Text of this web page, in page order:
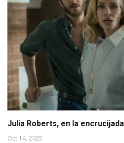
Julia Roberts, en la encrucijada
Oct 14, 2025